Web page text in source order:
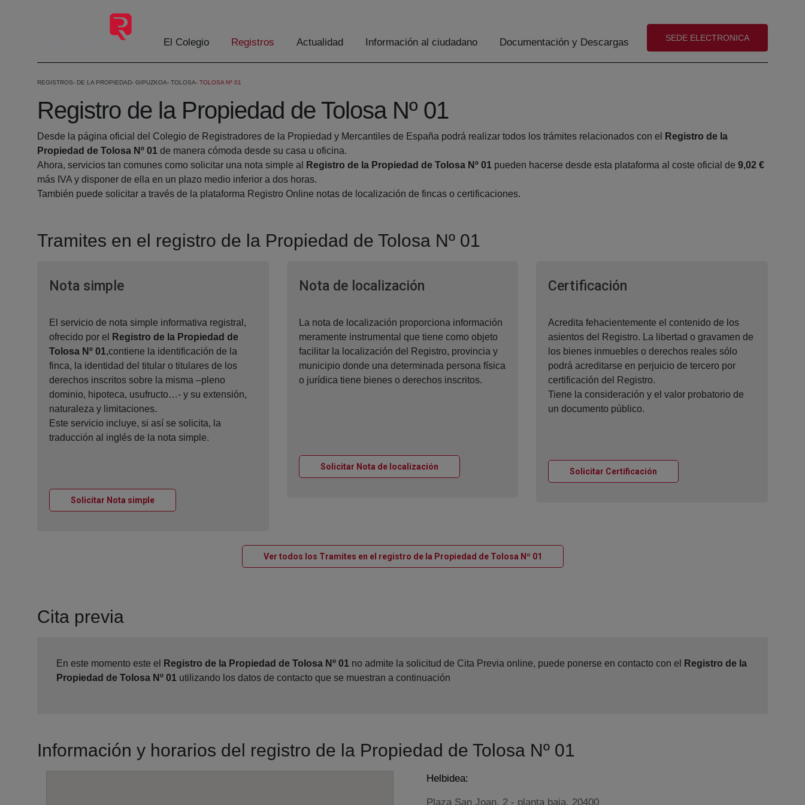
El Colegio Registros Actualidad Información al ciudadano Documentación y Descargas (abre en nueva ventana)
SEDE ELECTRONICA
REGISTROS DE LA PROPIEDAD GIPUZKOA TOLOSA TOLOSA Nº 01
Registro de la Propiedad de Tolosa Nº 01
Desde la página oficial del Colegio de Registradores de la Propiedad y Mercantiles de España podrá realizar todos los trámites relacionados con el
Registro de la
Propiedad de Tolosa Nº 01 de manera cómoda desde su casa u oficina.
Ahora, servicios tan comunes como solicitar una nota simple al
Registro de la Propiedad de Tolosa Nº 01 pueden hacerse desde esta plataforma al coste oficial de 9,02 €
más IVA y disponer de ella en un plazo medio inferior a dos horas.
También puede solicitar a través de la plataforma Registro Online notas de localización de fincas o certificaciones.
Tramites en el registro de la Propiedad de Tolosa Nº 01
Nota simpleVentana nueva
El servicio de nota simple informativa registral,
ofrecido por el
Registro de la Propiedad de
Tolosa Nº 01,contiene la identificación de la
finca, la identidad del titular o titulares de los
derechos inscritos sobre la misma –pleno
dominio, hipoteca, usufructo…- y su extensión,
naturaleza y limitaciones.
Este servicio incluye, si así se solicita, la
traducción al inglés de la nota simple.
Solicitar Nota simpleVentana nueva
Nota de localizaciónVentana nueva
La nota de localización proporciona información
meramente instrumental que tiene como objeto
facilitar la localización del Registro, provincia y
municipio donde una determinada persona física
o jurídica tiene bienes o derechos inscritos.
Solicitar Nota de localizaciónVentana nueva
Certificación
Acredita fehacientemente el contenido de los
asientos del Registro. La libertad o gravamen de
los bienes inmuebles o derechos reales sólo
podrá acreditarse en perjuicio de tercero por
certificación del Registro.
Tiene la consideración y el valor probatorio de
un documento público.
Solicitar Certificación
Ver todos los Tramites en el registro de la Propiedad de Tolosa Nº 01
Cita previa
En este momento este el Registro de la Propiedad de Tolosa Nº 01 no admite la solicitud de Cita Previa online, puede ponerse en contacto con el
Registro de la
Propiedad de Tolosa Nº 01 utilizando los datos de contacto que se muestran a continuación
Información y horarios del registro de la Propiedad de Tolosa Nº 01
Helbidea:
Plaza San Joan, 2 - planta baja, 20400